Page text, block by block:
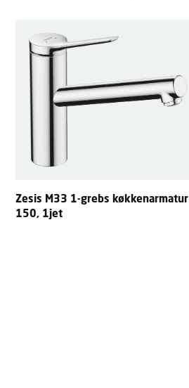
Zesis M33 1-grebs køkkenarmatur
150, 1jet